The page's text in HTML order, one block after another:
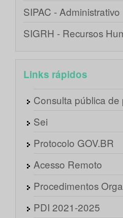
SIPAC - Administrativo
SIGRH - Recursos
Links rápidos
Consulta pública de
Sei
Protocolo GOV.BR
Acesso Remoto
Procedimentos
PDI 2021-2025